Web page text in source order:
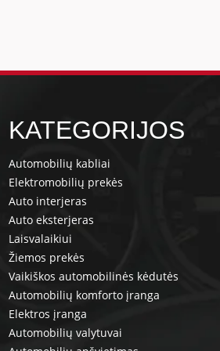
KATEGORIJOS
Automobilių kabliai
Elektromobilių prekės
Auto interjeras
Auto eksterjeras
Laisvalaikiui
Žiemos prekės
Vaikiškos automobilinės kėdutės
Automobilių komforto įranga
Elektros įranga
Automobilių valytuvai